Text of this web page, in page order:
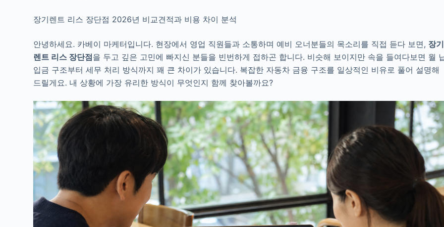
장기렌트 리스 장단점 2026년 비교견적과 비용 차이 분석
안녕하세요. 카베이 마케터입니다. 현장에서 영업 직원들과 소통하며 예비 오너분들의 목소리를 직접 듣다 보면, 장기
렌트 리스 장단점을 두고 깊은 고민에 빠지신 분들을 빈번하게 접하곤 합니다. 비슷해 보이지만 속을 들여다보면 월
입금 구조부터 세무 처리 방식까지 꽤 큰 차이가 있습니다. 복잡한 자동차 금융 구조를 일상적인 비유로 풀어 설명해
드릴게요. 내 상황에 가장 유리한 방식이 무엇인지 함께 찾아볼까요?